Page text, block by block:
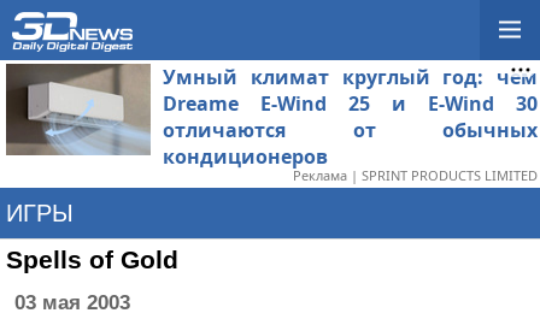
Умный климат круглый год: чем
Dreame E-Wind 25 и E-Wind 30
отличаются от обычных
кондиционеров
Реклама | SPRINT PRODUCTS LIMITED
ИГРЫ
Spells of Gold
03 мая 2003